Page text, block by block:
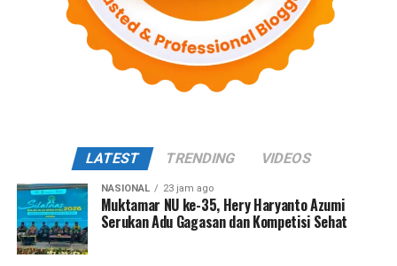
LATEST TRENDING VIDEOS
NASIONAL 23 jam ago
Muktamar NU ke-35, Hery Haryanto Azumi
Serukan Adu Gagasan dan Kompetisi Sehat